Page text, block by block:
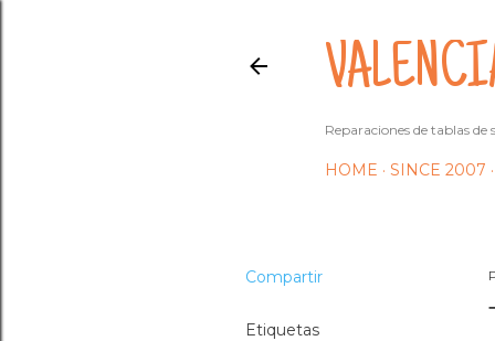
Reparaciones de tablas
HOME SINCE 2007
Compartir
Etiquetas